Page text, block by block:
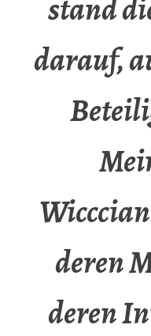
stand
darauf,
deren
deren